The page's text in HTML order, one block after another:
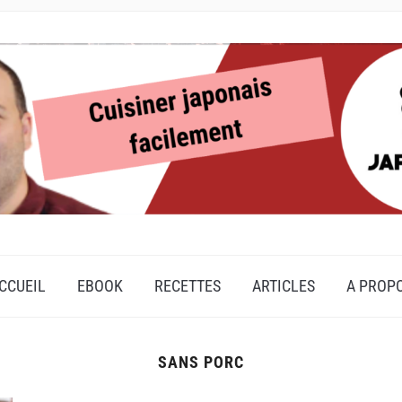
EBOOK RECETTES ARTICLES A
SANS PORC